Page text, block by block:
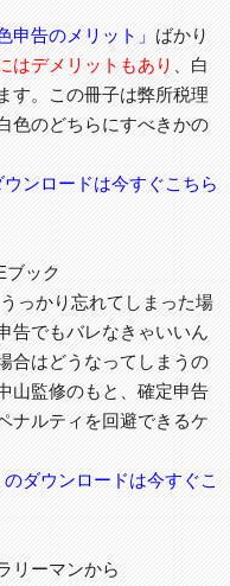
申告のメリット」 ばかり
はデメリットもあり
、白
す。この冊子は弊所税理
色のどちらにすべきかの
ンロードは今すぐこちら
ブック
っかり忘れてしまった場
告でもバレなきゃいいん
合はどうなってしまうの
山監修のもと、確定申告
ナルティを回避できるケ
ダウンロードは今すぐこ
リーマンから